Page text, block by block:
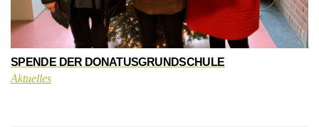
SPENDE DER DONATUSGRUNDSCHULE
Aktuelles